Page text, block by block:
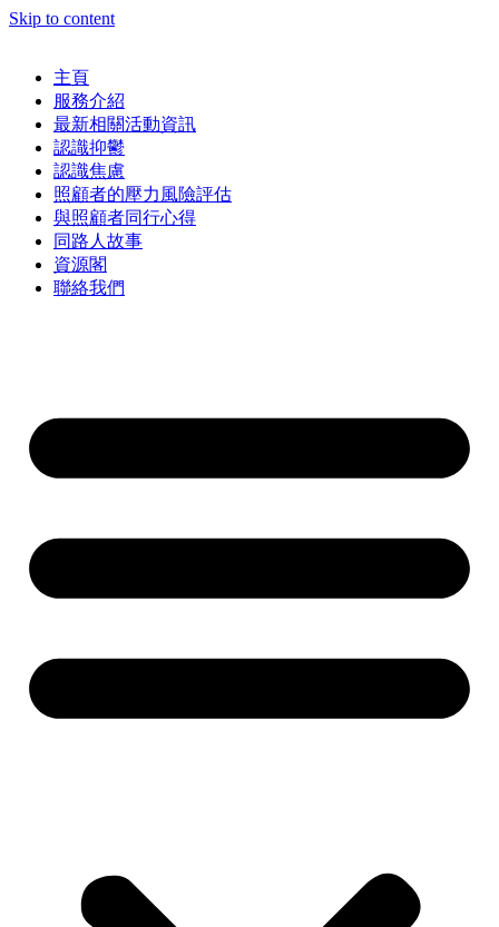
Skip to content
主頁
服務介紹
最新相關活動資訊
認識抑鬱
認識焦慮
照顧者的壓力風險評估
與照顧者同行心得
同路人故事
資源閣
聯絡我們